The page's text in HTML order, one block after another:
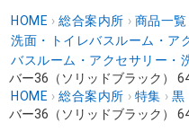
HOME › 総合案内所 › 商品一覧
洗面・トイレバスルーム・ア
バスルーム・アクセサリー・
バー36（ソリッドブラック）
HOME › 総合案内所 › 特集 › 黒
バー36（ソリッドブラック）